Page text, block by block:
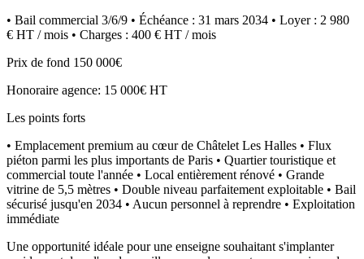
• Bail commercial 3/6/9 • Échéance : 31 mars 2034 • Loyer : 2 980
€ HT / mois • Charges : 400 € HT / mois
Prix de fond 150 000€
Honoraire agence: 15 000€ HT
Les points forts
• Emplacement premium au cœur de Châtelet Les Halles • Flux
piéton parmi les plus importants de Paris • Quartier touristique et
commercial toute l'année • Local entièrement rénové • Grande
vitrine de 5,5 mètres • Double niveau parfaitement exploitable • Bail
sécurisé jusqu'en 2034 • Aucun personnel à reprendre • Exploitation
immédiate
Une opportunité idéale pour une enseigne souhaitant s'implanter